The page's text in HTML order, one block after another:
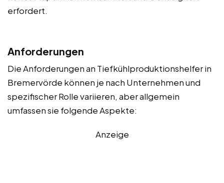
erfordert.
Anforderungen
Die Anforderungen an Tiefkühlproduktionshelfer in
Bremervörde können je nach Unternehmen und
spezifischer Rolle variieren, aber allgemein
umfassen sie folgende Aspekte:
Anzeige